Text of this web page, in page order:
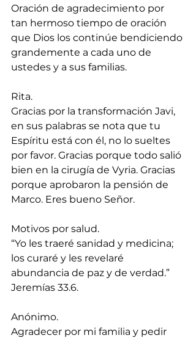
Oración de agradecimiento por
tan hermoso tiempo de oración
que Dios los continúe bendiciendo
grandemente a cada uno de
ustedes y a sus familias.
Rita.
Gracias por la transformación Javi,
en sus palabras se nota que tu
Espíritu está con él, no lo sueltes
por favor. Gracias porque todo salió
bien en la cirugía de Vyria. Gracias
porque aprobaron la pensión de
Marco. Eres bueno Señor.
Motivos por salud.
“Yo les traeré sanidad y medicina;
los curaré y les revelaré
abundancia de paz y de verdad.”
Jeremías 33.6.
Anónimo.
Agradecer por mi familia y pedir